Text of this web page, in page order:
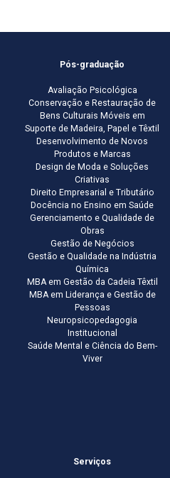
Pós-graduação
Avaliação Psicológica
Conservação e Restauração de
Bens Culturais Móveis em
Suporte de Madeira, Papel e Têxtil
Desenvolvimento de Novos
Produtos e Marcas
Design de Moda e Soluções
Criativas
Direito Empresarial e Tributário
Docência no Ensino em Saúde
Gerenciamento e Qualidade de
Obras
Gestão de Negócios
Gestão e Qualidade na Indústria
Química
MBA em Gestão da Cadeia Têxtil
MBA em Liderança e Gestão de
Pessoas
Neuropsicopedagogia
Institucional
Saúde Mental e Ciência do Bem-
Viver
Serviços